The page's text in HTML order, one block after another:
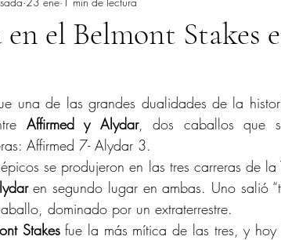
en el Belmont
una de las grandes dualidades de la
Affirmed y Alydar, dos caballos que
Affirmed 7- Alydar 3.
se produjeron en las tres carreras de
en segundo lugar en ambas. Uno salió
dominado por un extraterrestre.
Stakes fue la más mítica de las tres, y